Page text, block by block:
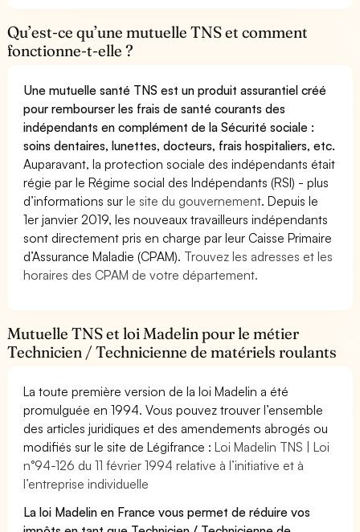
Qu’est-ce qu’une mutuelle TNS et comment
fonctionne-t-elle ?
Une mutuelle santé TNS est un produit assurantiel créé
pour rembourser les frais de santé courants des
indépendants en complément de la Sécurité sociale :
soins dentaires, lunettes, docteurs, frais hospitaliers, etc.
Auparavant, la protection sociale des indépendants était
régie par le Régime social des Indépendants (RSI) - plus
d’informations surle site du gouvernement. Depuis le
1er janvier 2019, les nouveaux travailleurs indépendants
sont directement pris en charge par leur Caisse Primaire
d’Assurance Maladie (CPAM). Trouvez les adresses et les
horaires des CPAM de votre département.
Mutuelle TNS et loi Madelin pour le métier
Technicien / Technicienne de matériels roulants
La toute première version de la loi Madelin a été
promulguée en 1994. Vous pouvez trouver l’ensemble
des articles juridiques et des amendements abrogés ou
modifiés sur le site de Légifrance :Loi Madelin TNS | Loi
n°94-126 du 11 février 1994 relative à l’initiative et à
l’entreprise individuelle
La loi Madelin en France vous permet de réduire vos